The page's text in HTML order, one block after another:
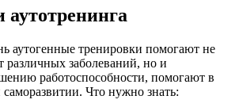
аутотренинга
аутогенные тренировки помогают не
различных заболеваний, но и
работоспособности, помогают в
Что нужно знать: